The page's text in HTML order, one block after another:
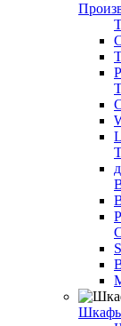
Шкафы